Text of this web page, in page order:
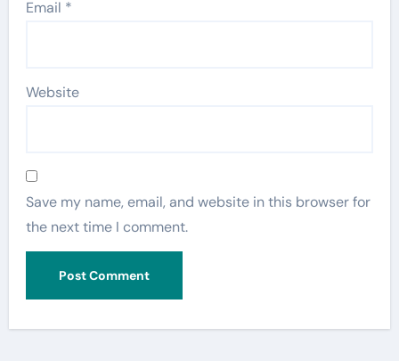
Email *
Website
Save my name, email, and website in this browser for
the next time I comment.